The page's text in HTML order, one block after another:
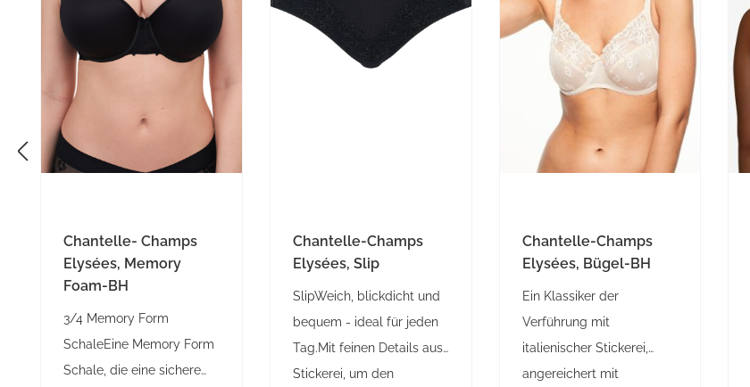
Chantelle- Champs
Elysées, Memory
Foam-BH
3/4 Memory Form
SchaleEine Memory Form
Schale, die eine sichere
Chantelle-Champs
Elysées, Slip
SlipWeich, blickdicht und
bequem - ideal für jeden
Tag.Mit feinen Details aus
Stickerei, um den
Chantelle-Champs
Elysées, Bügel-BH
Ein Klassiker der
Verführung mit
italienischer Stickerei,
angereichert mit